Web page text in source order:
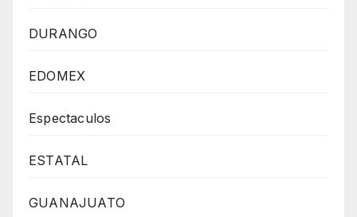
DURANGO
EDOMEX
Espectaculos
ESTATAL
GUANAJUATO